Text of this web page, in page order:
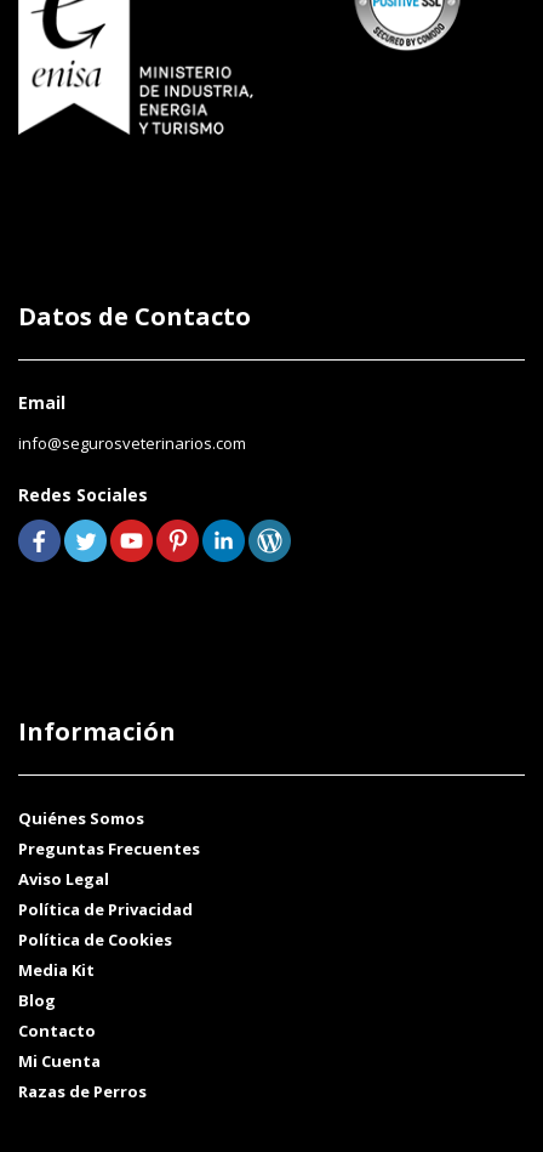
Datos de Contacto
Email
info@segurosveterinarios.com
Redes Sociales
Información
Quiénes Somos
Preguntas Frecuentes
Aviso Legal
Política de Privacidad
Política de Cookies
Media Kit
Blog
Contacto
Mi Cuenta
Razas de Perros